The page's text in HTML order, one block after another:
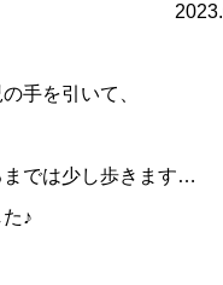
手を引いて、
までは少し歩きます…
♪